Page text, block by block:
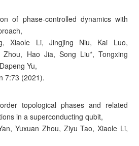
of phase-controlled dynamics with
Xiaole Li, Jingjing Niu, Kai Luo,
Zhou, Hao Jia, Song Liu*, Tongxing
Yu,
7:73 (2021).
topological phases and related
in a superconducting qubit,
Yuxuan Zhou, Ziyu Tao, Xiaole Li,